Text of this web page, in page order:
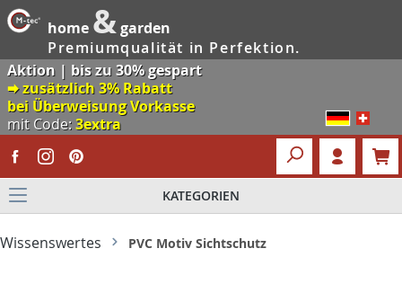
home &garden
Premiumqualität in Perfektion.
Aktion | bis zu 30% gespart
🠮 zusätzlich 3% Rabatt
bei Überweisung Vorkasse
mit Code:3extra
KATEGORIEN
Wissenswertes PVC Motiv Sichtschutz